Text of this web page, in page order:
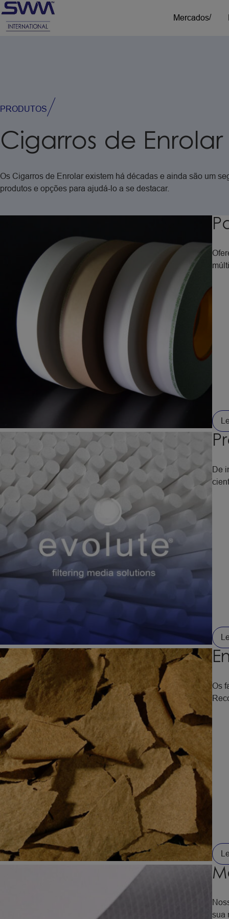
Mercados/
mercados específicos
PRODUTOS
Cigarros de Enrolar
Os Cigarros de Enrolar existem há décadas e ainda são um
produtos e opções para ajudá-lo a se destacar.
De
Os
sua